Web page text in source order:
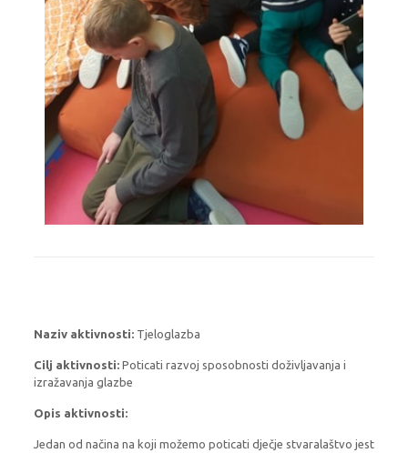
Naziv aktivnosti: Tjeloglazba
Cilj aktivnosti: Poticati razvoj sposobnosti doživljavanja i
izražavanja glazbe
Opis aktivnosti:
Jedan od načina na koji možemo poticati dječje stvaralaštvo jest